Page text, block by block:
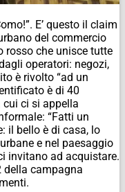
E’ questo il claim
del commercio
rosso che unisce tutte
operatori: negozi,
è rivolto “ad un
è di 40
ci si appella
“Fatti un
il bello è di casa, lo
e nel paesaggio
invitano ad acquistare.
della campagna